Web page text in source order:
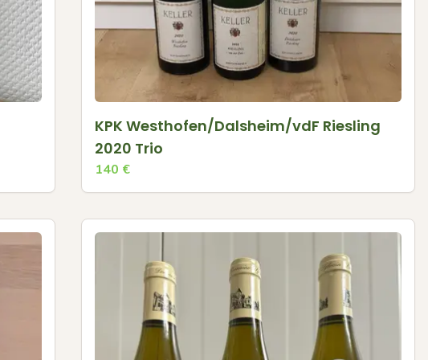
KPK Westhofen/Dalsheim/vdF Riesling
2020 Trio
140 €